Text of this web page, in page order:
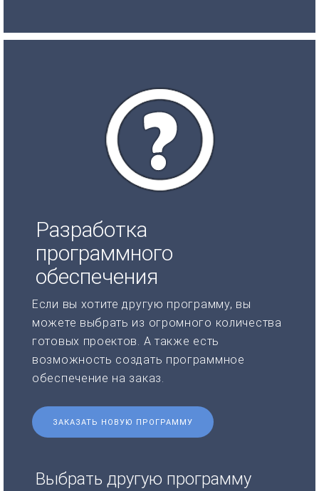
Разработка
программного
обеспечения
Если вы хотите другую программу, вы
можете выбрать из огромного количества
готовых проектов. А также есть
возможность создать программное
обеспечение на заказ.
ЗАКАЗАТЬ НОВУЮ ПРОГРАММУ
Выбрать другую программу